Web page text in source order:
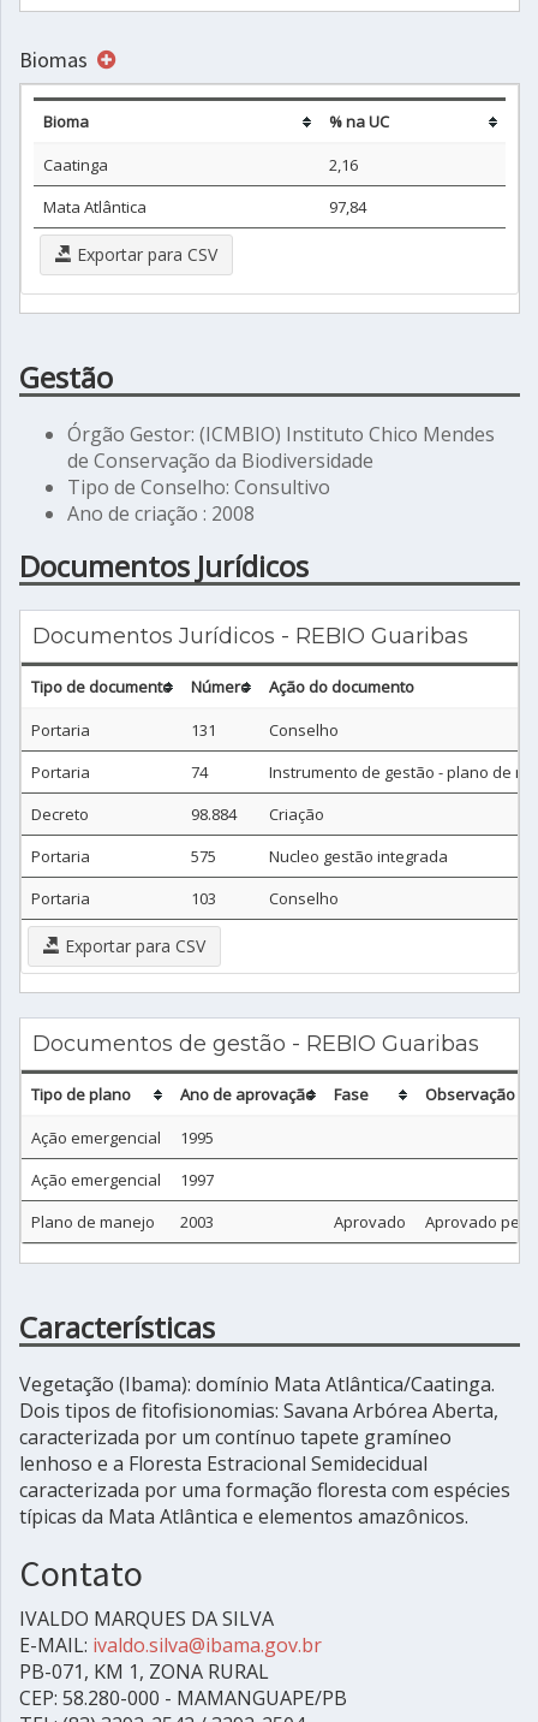
Biomas
Bioma
% na UC
Caatinga
2,16
Mata Atlântica
97,84
Exportar para CSV
Gestão
Órgão Gestor: (ICMBIO) Instituto Chico Mendes
de Conservação da Biodiversidade
Tipo de Conselho: Consultivo
Ano de criação : 2008
Documentos Jurídicos
Documentos Jurídicos - REBIO Guaribas
Tipo de documento Número
Ação do documento
Portaria
131
Conselho
Portaria
74
Instrumento de gestão - plano de
Decreto
98.884
Criação
Portaria
575
Nucleo gestão integrada
Portaria
103 Conselho
Exportar para CSV
Documentos de gestão - REBIO Guaribas
Tipo de plano Ano de aprovação Fase
Observação
Ação emergencial
1995
Ação emergencial
1997
Plano de manejo
2003 Aprovado Aprovado pela
Características
Vegetação (Ibama): domínio Mata Atlântica/Caatinga.
Dois tipos de fitofisionomias: Savana Arbórea Aberta,
caracterizada por um contínuo tapete gramíneo
lenhoso e a Floresta Estracional Semidecidual
caracterizada por uma formação floresta com espécies
típicas da Mata Atlântica e elementos amazônicos.
Contato
IVALDO MARQUES DA SILVA
E-MAIL: ivaldo.silva@ibama.gov.br
PB-071, KM 1, ZONA RURAL
CEP: 58.280-000 - MAMANGUAPE/PB